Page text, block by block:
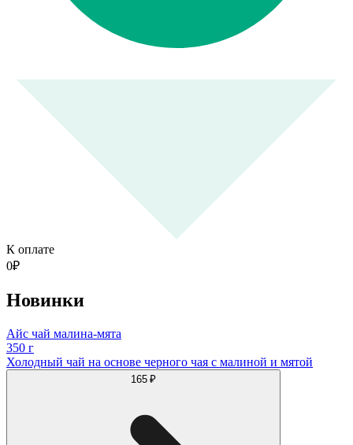
К оплате
0₽
Новинки
Айс чай малина-мята
350 г
Холодный чай на основе черного чая с малиной и мятой
165 ₽